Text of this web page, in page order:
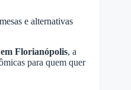
e alternativas
Florianópolis, a
para quem quer